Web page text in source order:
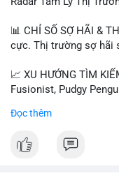
📊 CHỈ SỐ SỢ HÃI &
cực. Thị trường sợ hãi
📈 XU HƯỚNG TÌM
Fusionist, Pudgy
tiêu, vũ khí hạt nhân,
UFC 310, Premier
Đọc thêm